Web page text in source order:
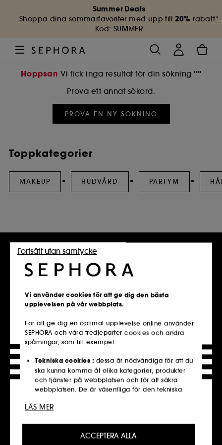
Summer Deals
Shoppa dina sommarfavoriter med upp till 20% rabatt*
Kod: SUMMER
Hoppsan Vi fick inga resultat för din sökning""
Prova ett annat sökord.
PROVA EN NY SÖKNING
Toppkategorier
MAKEUP HUDVÅRD PARFYM
Click & Collect
Vi använder cookies för att ge dig den bästa
upplevelsen på vår webbplats.
För att ge dig en optimal upplevelse online använder
SEPHORA och våra tredjeparter cookies och andra
spårningar, som till exempel:
Tekniska cookies : dessa är nödvändiga för att du
ska kunna komma åt olika kategorier, produkter
och tjänster på webbplatsen och för att säkra
webbplatsen. De är väsentliga för den tekniska
rekommendera produkter, tjänster och innehåll
ACCEPTERA ALLA
Fortsätt utan samtycke
LÄS MER